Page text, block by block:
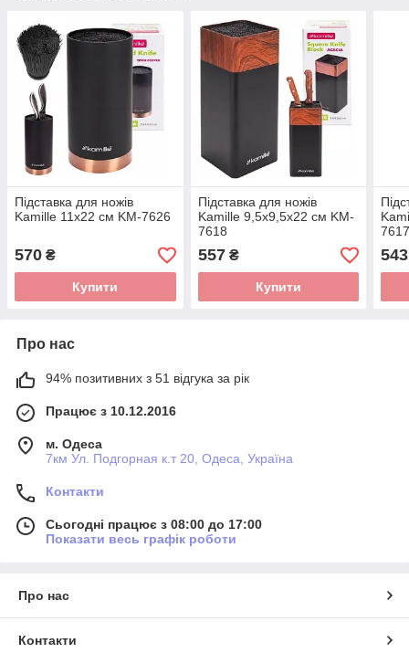
Підставка для ножів
Kamille 11х22 см KM-7626
570 ₴
Купити
Підставка для ножів
Kamille 9,5х9,5х22 см KM-
7618
557₴
Купити
543
Про нас
94% позитивних з 51 відгука за рік
Працює з 10.12.2016
м. Одеса
7км Ул. Подгорная к.т 20, Одеса, Україна
Контакти
Сьогодні працює з 08:00 до 17:00
Показати весь графік роботи
Про нас
Контакти